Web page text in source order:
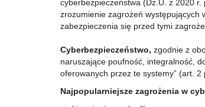
cyberbezpieczeństwa (Dz.U. z 2020
zrozumienie zagrożeń występujących
zabezpieczenia się przed tymi
Cyberbezpieczeństwo, zgodnie z
naruszające poufność, integralność,
oferowanych przez te systemy” (art.
Najpopularniejsze zagrożenia w